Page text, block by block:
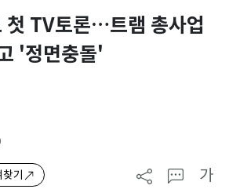
첫 TV토론…트램 총사업
'정면충돌'
기 가